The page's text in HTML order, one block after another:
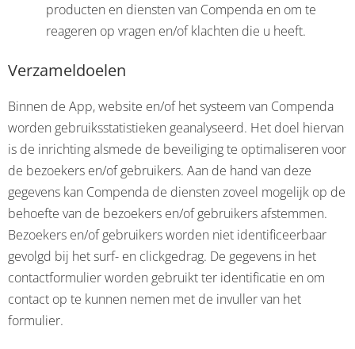
producten en diensten van Compenda en om te
reageren op vragen en/of klachten die u heeft.
Verzameldoelen
Binnen de App, website en/of het systeem van Compenda
worden gebruiksstatistieken geanalyseerd. Het doel hiervan
is de inrichting alsmede de beveiliging te optimaliseren voor
de bezoekers en/of gebruikers. Aan de hand van deze
gegevens kan Compenda de diensten zoveel mogelijk op de
behoefte van de bezoekers en/of gebruikers afstemmen.
Bezoekers en/of gebruikers worden niet identificeerbaar
gevolgd bij het surf- en clickgedrag. De gegevens in het
contactformulier worden gebruikt ter identificatie en om
contact op te kunnen nemen met de invuller van het
formulier.